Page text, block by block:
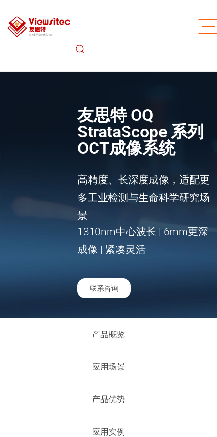
友思特 OQ
StrataScope 系列
OCT成像系统
高精度、长深度成像，适配更
多工业检测与生命科学研究场
景
1310nm中心波长 | 6mm更深
成像 | 紧凑灵活
联系咨询
产品概览
应用场景
产品优势
应用实例